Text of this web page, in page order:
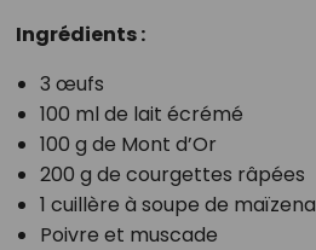
Ingrédients :
3 œufs
100 ml de lait écrémé
100 g de Mont d’Or
200 g de courgettes râpées
1 cuillère à soupe de maïzena
Poivre et muscade